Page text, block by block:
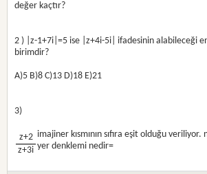
değer kaçtır?
2 ) |z-1+7i|=5 ise |z+4i-5i| ifadesinin alabileceği
birimdir?
A)5 B)8 C)13 D)18 E)21
3)
z+2
z+3i
imajiner kısmının sıfıra eşit olduğu
yer denklemi nedir=